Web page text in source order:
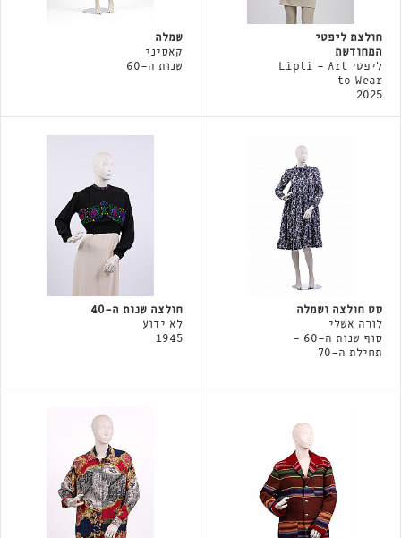
חולצת ליפטי
המחודשת
ליפטי Lipti - Art
to Wear
2025
שמלה
קאסיני
שנות ה-60
סט חולצה ושמלה
לורה אשלי
סוף שנות ה-60 -
תחילת ה-70
חולצה שנות ה-40
לא ידוע
1945